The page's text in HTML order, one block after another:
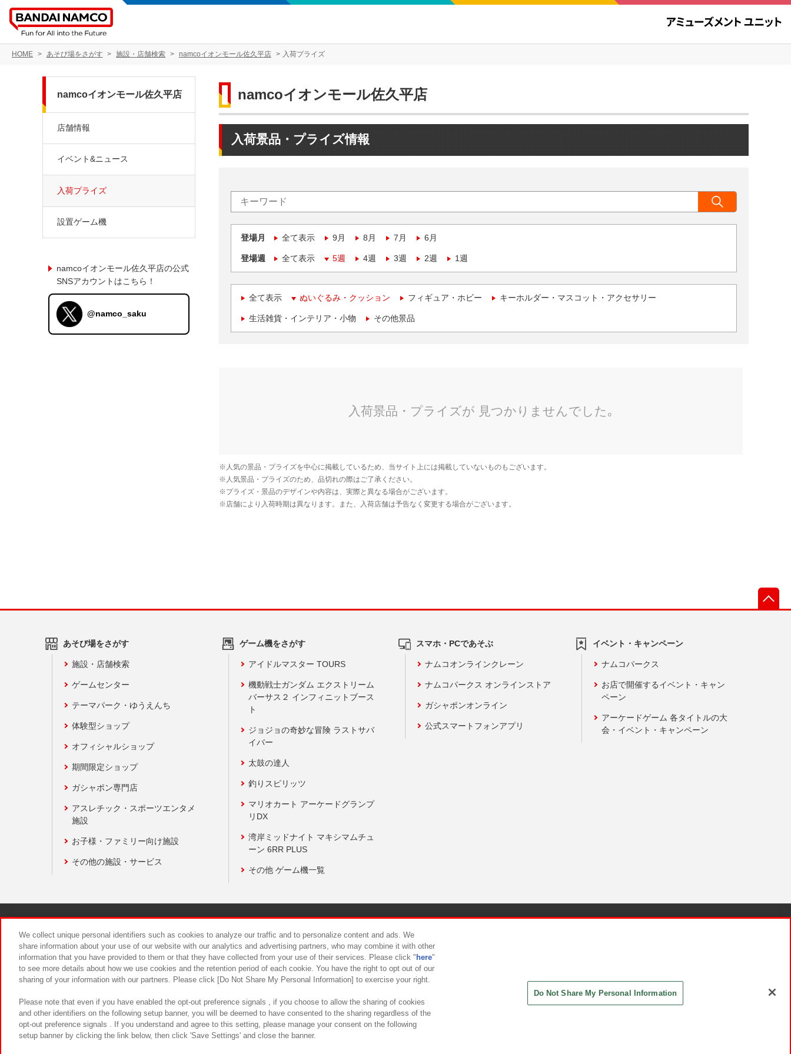
HOME あそび場をさがす 施設・店舗検索 namcoイオンモール佐久平店 入荷プライズ
namcoイオンモール佐久平店
入荷景品・プライズ情報
登場月 全て表示 9月 8月 7月 6月
登場週 全て表示 5週 4週 3週 2週 1週
全て表示 ぬいぐるみ・クッション フィギュア・ホビー キーホルダー・マスコット・アクセサリー
生活雑貨・インテリア・小物 その他景品
namcoイオンモール佐久平店
店舗情報
イベント&ニュース
入荷プライズ
設置ゲーム機
namcoイオンモール佐久平店の公式
SNSアカウントはこちら！
@namco_saku
あそび場をさがす
施設・店舗検索
ゲームセンター
テーマパーク・ゆうえんち
体験型ショップ
オフィシャルショップ
期間限定ショップ
ガシャポン専門店
アスレチック・スポーツエンタメ
施設
お子様・ファミリー向け施設
その他の施設・サービス
ゲーム機をさがす
アイドルマスター TOURS
機動戦士ガンダム エクストリーム
バーサス２ インフィニットブース
ト
ジョジョの奇妙な冒険 ラストサバ
イバー
太鼓の達人
釣りスピリッツ
マリオカート アーケードグランプ
リDX
湾岸ミッドナイト マキシマムチュ
ーン 6RR PLUS
その他 ゲーム機一覧
スマホ・PCであそぶ
ナムコオンラインクレーン
ナムコパークス オンラインストア
ガシャポンオンライン
公式スマートフォンアプリ
イベント・キャンペーン
ナムコパークス
お店で開催するイベント・キャン
ペーン
アーケードゲーム 各タイトルの大
会・イベント・キャンペーン
食品のご提供について カスタマーハラスメント対応方針
We collect unique personal identifiers such as cookies to analyze our traffic and to personalize content and ads. We
share information about your use of our website with our analytics and advertising partners, who may combine it with other
information that you have provided to them or that they have collected from your use of their services. Please click " here"
to see more details about how we use cookies and the retention period of each cookie. You have the right to opt out of our
sharing of your information with our partners. Please click [Do Not Share My Personal Information] to exercise your right.
Please note that even if you have enabled the opt-out preference signals , if you choose to allow the sharing of cookies
and other identifiers on the following setup banner, you will be deemed to have consented to the sharing regardless of the
opt-out preference signals . If you understand and agree to this setting, please manage your consent on the following
setup banner by clicking the link below, then click 'Save Settings' and close the banner.
Do Not Share My Personal Information